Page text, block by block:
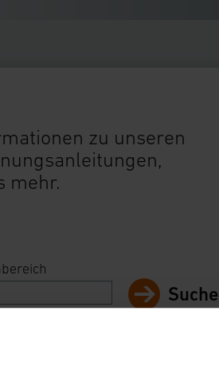
zu unseren
mehr.